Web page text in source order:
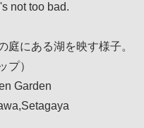
not too bad.
庭にある湖を映す様子。
プ）
Garden